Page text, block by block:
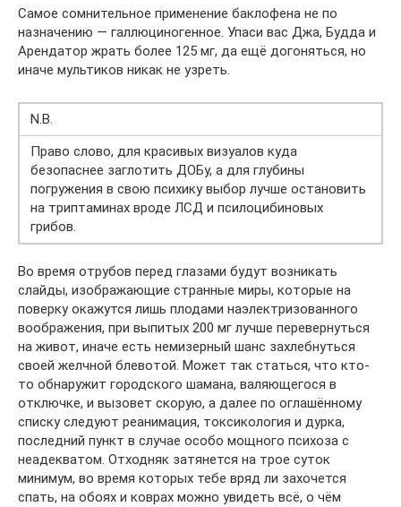
Самое сомнительное применение баклофена не по
назначению — галлюциногенное. Упаси вас Джа, Будда и
Арендатор жрать более 125 мг, да ещё догоняться, но
иначе мультиков никак не узреть.
N.B.
Право слово, для красивых визуалов куда
безопаснее заглотить ДОБу, а для глубины
погружения в свою психику выбор лучше остановить
на триптаминах вроде ЛСД и псилоцибиновых
грибов.
Во время отрубов перед глазами будут возникать
слайды, изображающие странные миры, которые на
поверку окажутся лишь плодами наэлектризованного
воображения, при выпитых 200 мг лучше перевернуться
на живот, иначе есть немизерный шанс захлебнуться
своей желчной блевотой. Может так статься, что кто-
то обнаружит городского шамана, валяющегося в
отключке, и вызовет скорую, а далее по оглашённому
списку следуют реанимация, токсикология и дурка,
последний пункт в случае особо мощного психоза с
неадекватом. Отходняк затянется на трое суток
минимум, во время которых тебе вряд ли захочется
спать, на обоях и коврах можно увидеть всё, о чём